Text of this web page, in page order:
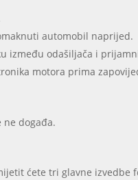
automobil naprijed.
između odašiljača i
motora prima
događa.
ćete tri glavne izvedbe